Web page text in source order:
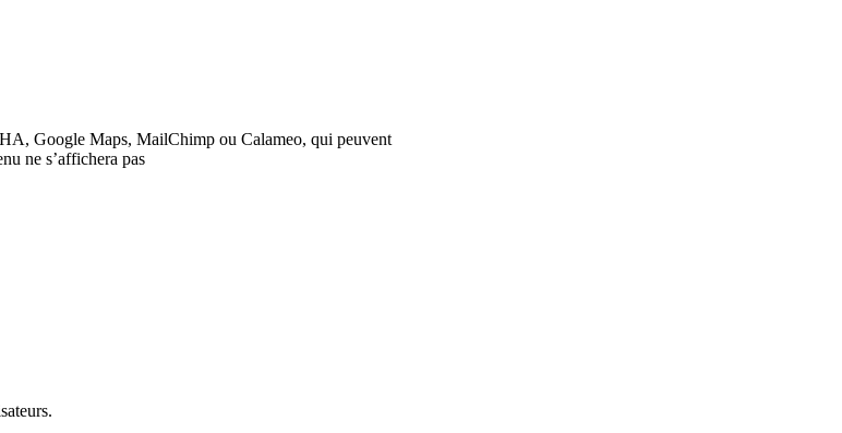
Google Maps, MailChimp ou Calameo, qui peuvent
ne s’affichera pas